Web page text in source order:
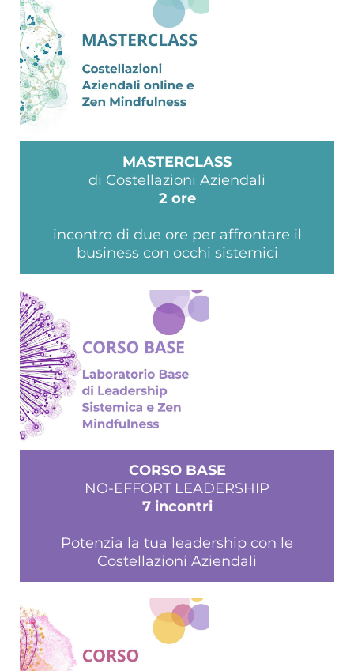
MASTERCLASS
di Costellazioni Aziendali
2 ore
incontro di due ore per affrontare il
business con occhi sistemici
CORSO BASE
NO-EFFORT LEADERSHIP
7 incontri
Potenzia la tua leadership con le
Costellazioni Aziendali